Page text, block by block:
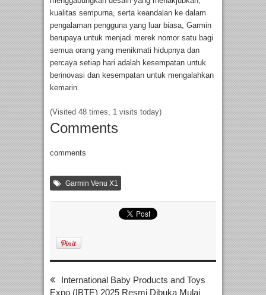
kualitas sempurna, serta keandalan ke dalam
pengalaman pengguna yang luar biasa, Garmin
berupaya untuk menjadi merek nomor satu bagi
semua orang yang menikmati hidupnya dan
percaya setiap hari adalah kesempatan untuk
berinovasi dan kesempatan untuk mengalahkan
kemarin.
(Visited 48 times, 1 visits today)
Comments
comments
Garmin Venu X1
International Baby Products and Toys
Expo (IBTE) 2025 Resmi Dibuka Mulai